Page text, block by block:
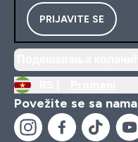
PRIJAVITE SE
Povežite se sa nama